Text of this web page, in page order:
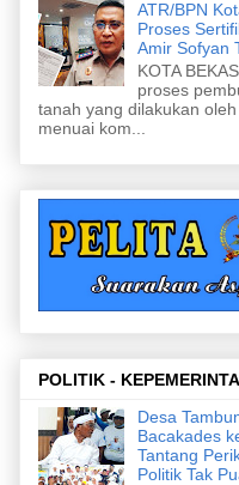
ATR/BPN
Proses
Amir Sofyan
KOTA
proses
tanah yang dilakukan
menuai kom...
POLITIK -
Desa
Bacakades
Tantang
Politik Tak